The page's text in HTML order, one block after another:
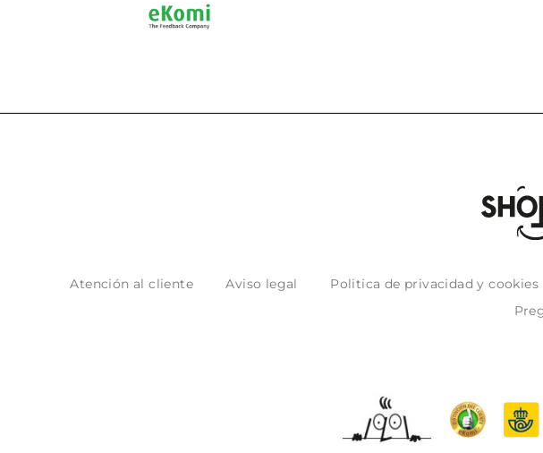
Atención al cliente Aviso legal Politica de privacidad y cookies